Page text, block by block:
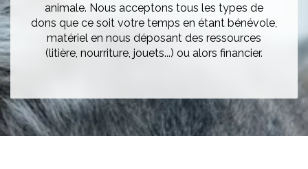
animale. Nous acceptons tous les types de
dons que ce soit votre temps en étant bénévole,
matériel en nous déposant des ressources
(litière, nourriture, jouets...) ou alors financier.